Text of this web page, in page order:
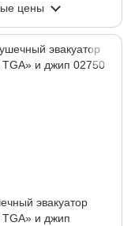
цены
эвакуатор
TGA» и джип